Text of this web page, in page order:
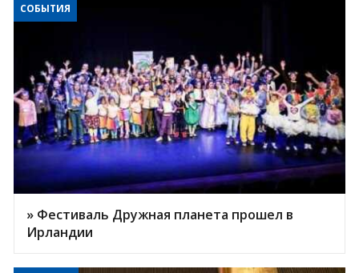
СОБЫТИЯ
» Фестиваль Дружная планета прошел в
Ирландии